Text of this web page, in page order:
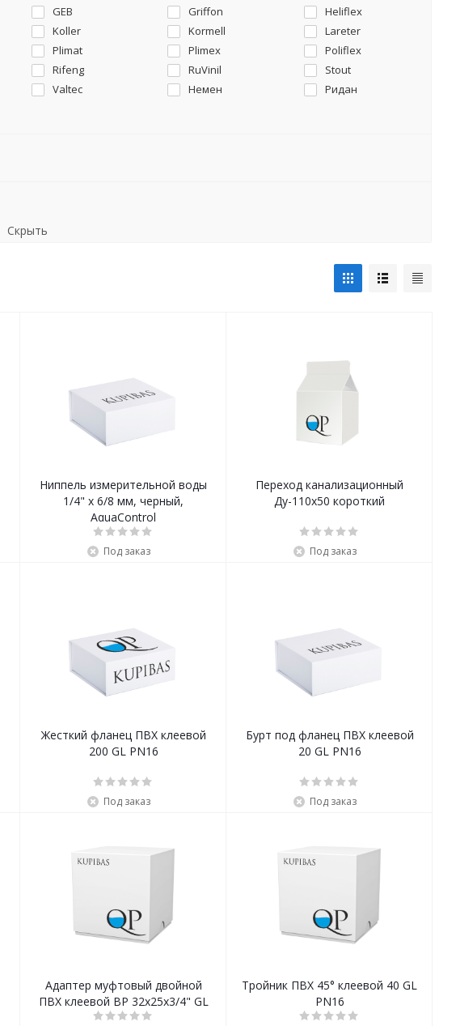
GEB Griffon
Heliflex
Koller Kormell
Lareter
Plimat Plimex
Poliflex
Rifeng RuVinil
Stout
Valtec Немен
Ридан
Скрыть
Ниппель измерительной воды
1/4" x 6/8 мм, черный,
AquaControl
Под заказ
Переход канализационный
Ду-110x50 короткий
Под заказ
Жесткий фланец ПВХ клеевой
200 GL PN16
Под заказ
Бурт под фланец ПВХ клеевой
20 GL PN16
Под заказ
Адаптер муфтовый двойной
ПВХ клеевой ВР 32х25x3/4" GL
PN16
Тройник ПВХ 45° клеевой 40 GL
PN16